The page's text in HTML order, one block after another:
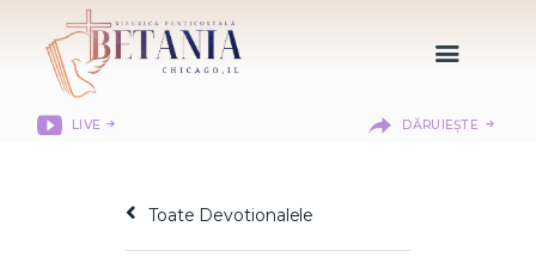
LIVE DĂRUIEȘTE
DESPRE NOI
Toate Devotionalele